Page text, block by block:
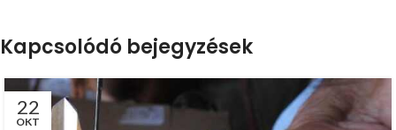
Kapcsolódó bejegyzések
22
OKT